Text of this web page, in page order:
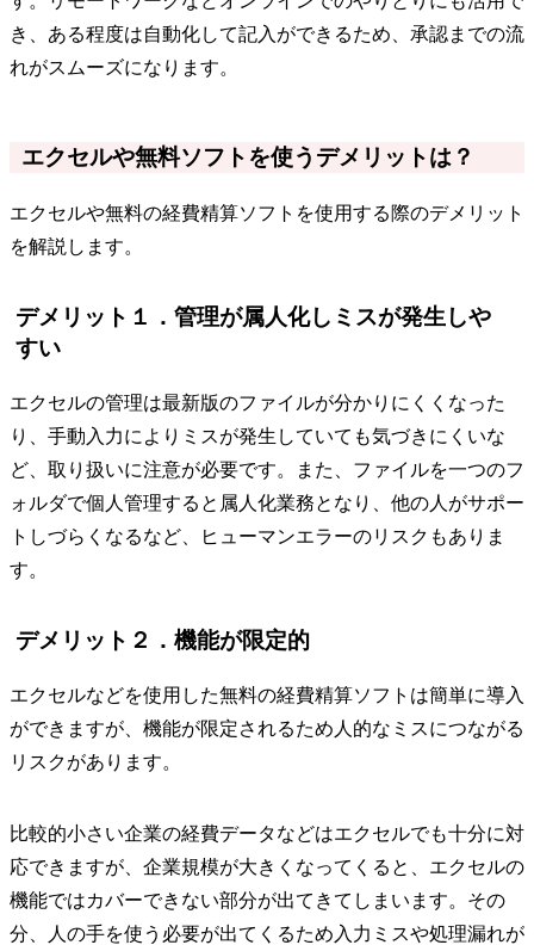
き、ある程度は自動化して記入ができるため、承認までの流
れがスムーズになります。
エクセルや無料ソフトを使うデメリットは？
エクセルや無料の経費精算ソフトを使用する際のデメリット
を解説します。
デメリット１．管理が属人化しミスが発生しや
すい
エクセルの管理は最新版のファイルが分かりにくくなった
り、手動入力によりミスが発生していても気づきにくいな
ど、取り扱いに注意が必要です。また、ファイルを一つのフ
ォルダで個人管理すると属人化業務となり、他の人がサポー
トしづらくなるなど、ヒューマンエラーのリスクもありま
す。
デメリット２．機能が限定的
エクセルなどを使用した無料の経費精算ソフトは簡単に導入
ができますが、機能が限定されるため人的なミスにつながる
リスクがあります。
比較的小さい企業の経費データなどはエクセルでも十分に対
応できますが、企業規模が大きくなってくると、エクセルの
機能ではカバーできない部分が出てきてしまいます。その
分、人の手を使う必要が出てくるため入力ミスや処理漏れが